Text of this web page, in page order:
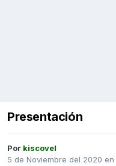
Presentación
Por kiscovel
5 de Noviembre del 2020 en